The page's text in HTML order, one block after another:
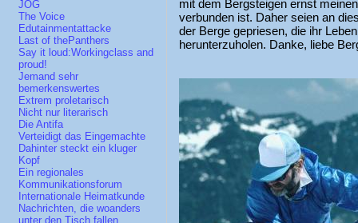
JOG
The Voice
Edutainmentattacke
Last of thePanthers
Say it loud:Workingclass and
proud!
Jemand sehr
bemerkenswertes
Extrem proletarisch
Nicht nur literarisch
Die Antifa
Verteidigt das Eingemachte
Dahinter steckt ein kluger
Kopf
Ein regionales
Kommunikationsforum
Internationale Heimatkunde
Nachrichten, die woanders
unter den Tisch fallen
mit dem Bergsteigen ernst
verbunden ist. Daher seien an
der Berge gepriesen, die ihr
herunterzuholen. Danke, liebe